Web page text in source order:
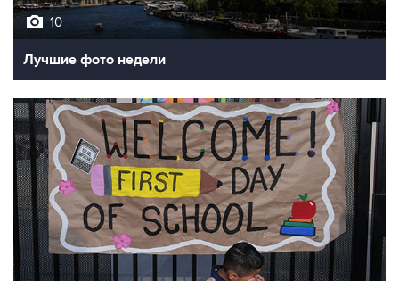
10
Лучшие фото недели